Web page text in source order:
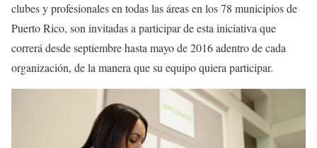
clubes y profesionales en todas las áreas en los 78 municipios de
Puerto Rico, son invitadas a participar de esta iniciativa que
correrá desde septiembre hasta mayo de 2016 adentro de cada
organización, de la manera que su equipo quiera participar.